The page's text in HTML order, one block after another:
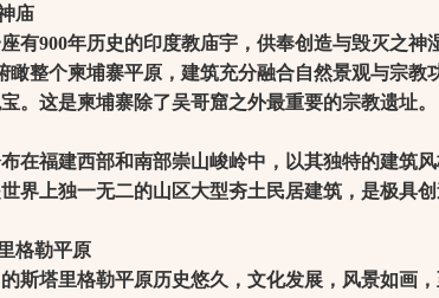
庙
900年历史的印度教庙宇，供奉创造与毁灭之神
瞰整个柬埔寨平原，建筑充分融合自然景观与宗教
。这是柬埔寨除了吴哥窟之外最重要的宗教遗址。
福建西部和南部崇山峻岭中，以其独特的建筑风
界上独一无二的山区大型夯土民居建筑，是极具
格勒平原
塔里格勒平原历史悠久，文化发展，风景如画，